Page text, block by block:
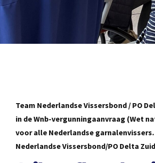
Team Nederlandse Vissersbond / PO
in de Wnb-vergunningaanvraag (Wet
voor alle Nederlandse
Nederlandse Vissersbond/PO Delta